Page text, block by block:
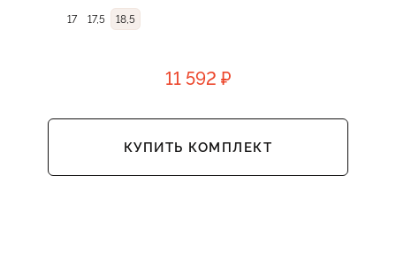
17 17,5 18,5
11 592 ₽
КУПИТЬ КОМПЛЕКТ